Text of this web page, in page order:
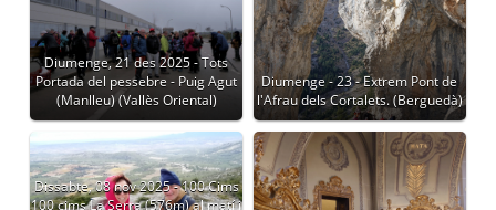
Diumenge, 21 des 2025 - Tots
Portada del pessebre - Puig Agut
(Manlleu) (Vallès Oriental)
Diumenge - 23 - Extrem Pont de
l'Afrau dels Cortalets. (Berguedà)
Dissabte, 08 nov 2025 - 100 Cims
100 cims La Serra (576m) al matí i